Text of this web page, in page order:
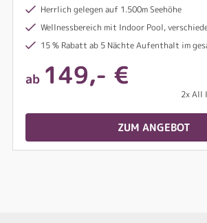
Herrlich gelegen auf 1.500m Seehöhe
Wellnessbereich mit Indoor Pool, verschiedenen
15 % Rabatt ab 5 Nächte Aufenthalt im
ab 149,- €
2x All
ZUM ANGEBOT